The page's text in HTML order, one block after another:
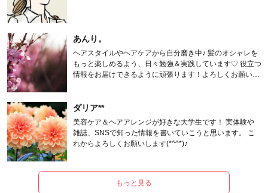
あんり。
ヘアスタイルやヘアケアから自分磨き中♪ 髪のオシャレを
もっと楽しめるよう、日々勉強＆実践しています♡ 役立つ
情報をお届けできるように頑張ります！よろしくお願いし
ダリア**
美容ケア＆ヘアアレンジが好きな大学生です！ 実体験や
雑誌、SNSで知った情報を書いていこうと思います。 こ
れからよろしくお願いします(*^^*)♪
もっと見る